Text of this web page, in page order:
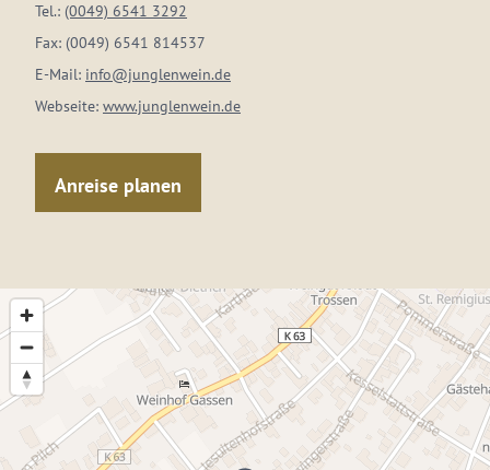
Tel.: (0049) 6541 3292
Fax: (0049) 6541 814537
E-Mail: info@junglenwein.de
Webseite: www.junglenwein.de
Anreise planen